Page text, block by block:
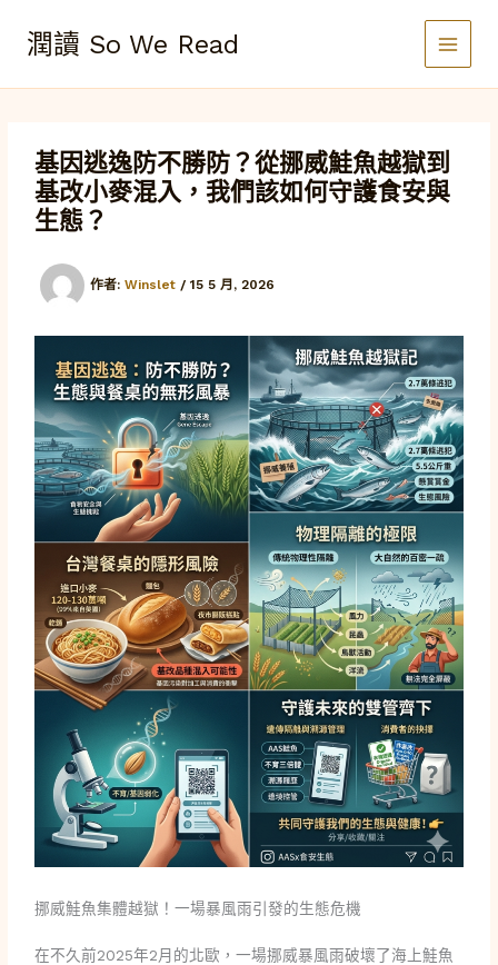
潤讀 So We Read
基因逃逸防不勝防？從挪威鮭魚越獄到
基改小麥混入，我們該如何守護食安與
生態？
作者:Winslet /15 5 月, 2026
挪威鮭魚集體越獄！一場暴風雨引發的生態危機
在不久前2025年2月的北歐，一場挪威暴風雨破壞了海上鮭魚